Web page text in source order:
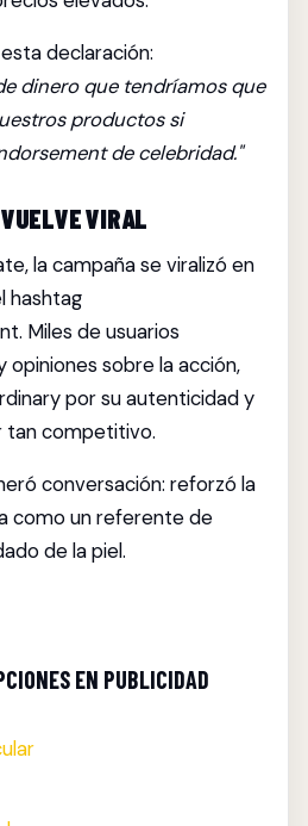
declaración:
dinero que tendríamos que
productos si
de celebridad."
VIRAL
la campaña se viralizó en
hashtag
Miles de usuarios
sobre la acción,
por su autenticidad y
tan competitivo.
conversación: reforzó la
como un referente de
de la piel.
EN PUBLICIDAD